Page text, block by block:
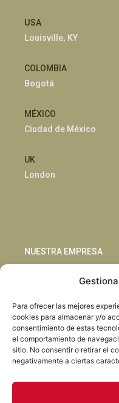
Para ofrecer las mejores
cookies para almacenar y/o
consentimiento de estas
el comportamiento de
sitio. No consentir o retirar el
negativamente a ciertas
USA
Louisville, KY
COLOMBIA
Bogotá
MÉXICO
Ciudad de México
UK
London
NUESTRA EMPRESA
Blog
Habla con nosotros